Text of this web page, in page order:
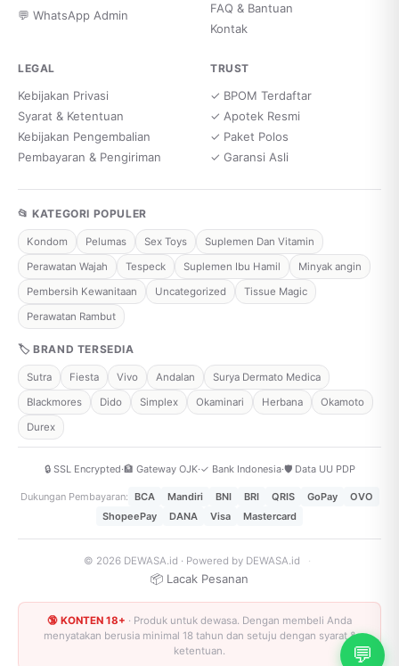
💬
💬 WhatsApp Admin
FAQ & Bantuan
Kontak
LEGAL
Kebijakan Privasi
Syarat & Ketentuan
Kebijakan Pengembalian
Pembayaran & Pengiriman
TRUST
✓ BPOM Terdaftar
✓ Apotek Resmi
✓ Paket Polos
✓ Garansi Asli
📂 KATEGORI POPULER
Kondom Pelumas Sex Toys
Suplemen Dan Vitamin
Perawatan Wajah
Tespeck Suplemen Ibu Hamil
Minyak angin
Pembersih Kewanitaan
Uncategorized
Tissue Magic
Perawatan Rambut
🏷 BRAND TERSEDIA
Sutra Fiesta Vivo Andalan
Surya Dermato Medica
Blackmores
Dido Simplex Okaminari Herbana
Okamoto
Durex
🔒 SSL Encrypted·🏦 Gateway OJK·✓ Bank Indonesia·🛡️ Data UU PDP
Dukungan Pembayaran: BCA Mandiri BNI BRI QRIS GoPay
OVO
ShopeePay
DANA Visa Mastercard
© 2026 DEWASA.id · Powered by DEWASA.id ·
📦 Lacak Pesanan
🔞 KONTEN 18+ · Produk untuk dewasa. Dengan membeli Anda
menyatakan berusia minimal 18 tahun dan setuju dengan syarat &
ketentuan.